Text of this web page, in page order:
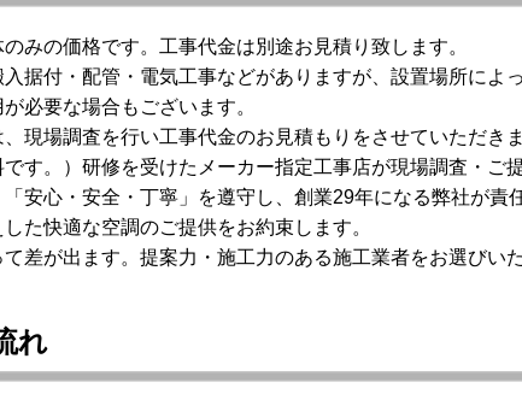
のみの価格です。工事代金は別途お見積り致します。
据付・配管・電気工事などがありますが、設置場所によ
必要な場合もございます。
現場調査を行い工事代金のお見積もりをさせていただき
す。）研修を受けたメーカー指定工事店が現場調査・ご
安心・安全・丁寧」を遵守し、創業29年になる弊社が責
た快適な空調のご提供をお約束します。
差が出ます。提案力・施工力のある施工業者をお選びい
れ